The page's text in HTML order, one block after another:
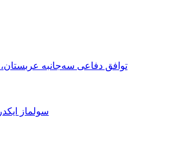
توافق دفاعی سه‌جانبه
سولماز